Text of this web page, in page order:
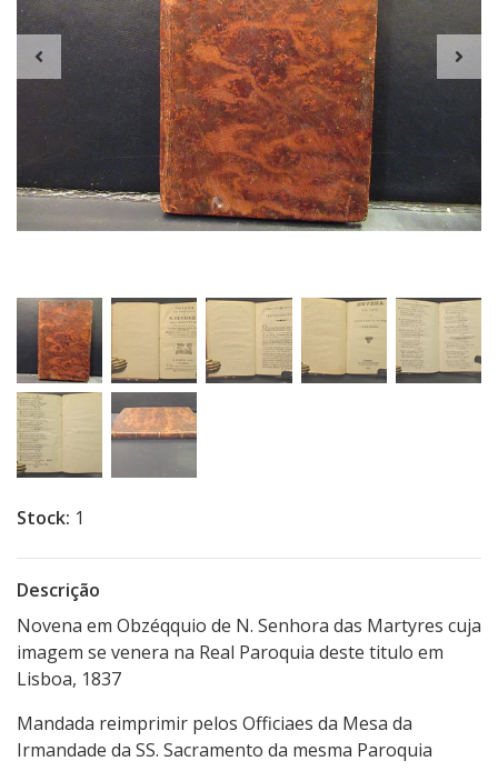
Stock: 1
Descrição
Novena em Obzéqquio de N. Senhora das Martyres cuja
imagem se venera na Real Paroquia deste titulo em
Lisboa, 1837
Mandada reimprimir pelos Officiaes da Mesa da
Irmandade da SS. Sacramento da mesma Paroquia